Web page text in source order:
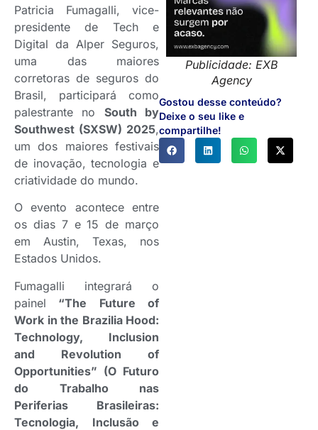
Publicidade: EXB
Agency
Gostou desse conteúdo?
Deixe o seu like e
compartilhe!
Patricia Fumagalli, vice-
presidente de Tech e
Digital da Alper Seguros,
uma das maiores
corretoras de seguros do
Brasil, participará como
palestrante no South by
Southwest (SXSW) 2025,
um dos maiores festivais
de inovação, tecnologia e
criatividade do mundo.
O evento acontece entre
os dias 7 e 15 de março
em Austin, Texas, nos
Estados Unidos.
Fumagalli integrará o
painel “The Future of
Work in the Brazilia Hood:
Technology, Inclusion
and Revolution of
Opportunities” (O Futuro
do Trabalho nas
Periferias Brasileiras:
Tecnologia, Inclusão e